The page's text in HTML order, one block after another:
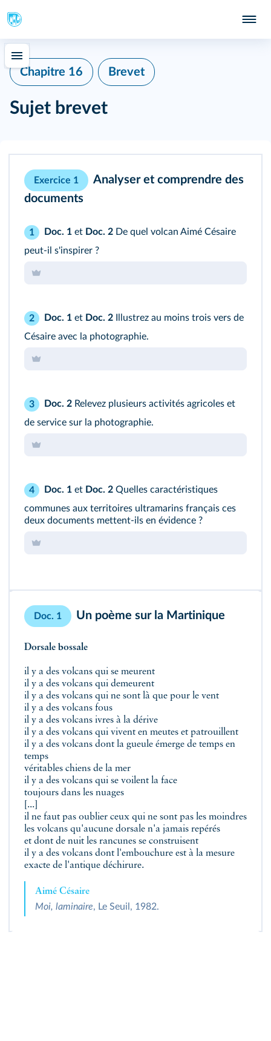
Chapitre 16 Brevet
Sujet brevet
Exercice 1
Analyser et comprendre des
documents
1 Doc. 1 et Doc. 2 De quel volcan Aimé Césaire
peut-il s'inspirer ?
2 Doc. 1 et Doc. 2 Illustrez au moins trois vers de
Césaire avec la photographie.
3 Doc. 2 Relevez plusieurs activités agricoles et
de service sur la photographie.
4 Doc. 1 et Doc. 2 Quelles caractéristiques
communes aux territoires ultramarins français ces
deux documents mettent-ils en évidence ?
Doc. 1 Un poème sur la Martinique
Dorsale bossale
il y a des volcans qui se meurent
il y a des volcans qui demeurent
il y a des volcans qui ne sont là que pour le vent
il y a des volcans fous
il y a des volcans ivres à la dérive
il y a des volcans qui vivent en meutes et patrouillent
il y a des volcans dont la gueule émerge de temps en
temps
véritables chiens de la mer
il y a des volcans qui se voilent la face
toujours dans les nuages
[...]
il ne faut pas oublier ceux qui ne sont pas les moindres
les volcans qu'aucune dorsale n'a jamais repérés
et dont de nuit les rancunes se construisent
il y a des volcans dont l'embouchure est à la mesure
exacte de l'antique déchirure.
Aimé Césaire
Moi, laminaire, Le Seuil, 1982.